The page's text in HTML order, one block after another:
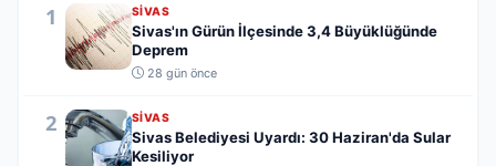
1 SIVAS
Sivas'ın Gürün İlçesinde 3,4 Büyüklüğünde
Deprem
28 gün önce
2 SIVAS
Sivas Belediyesi Uyardı: 30 Haziran'da Sular
Kesiliyor